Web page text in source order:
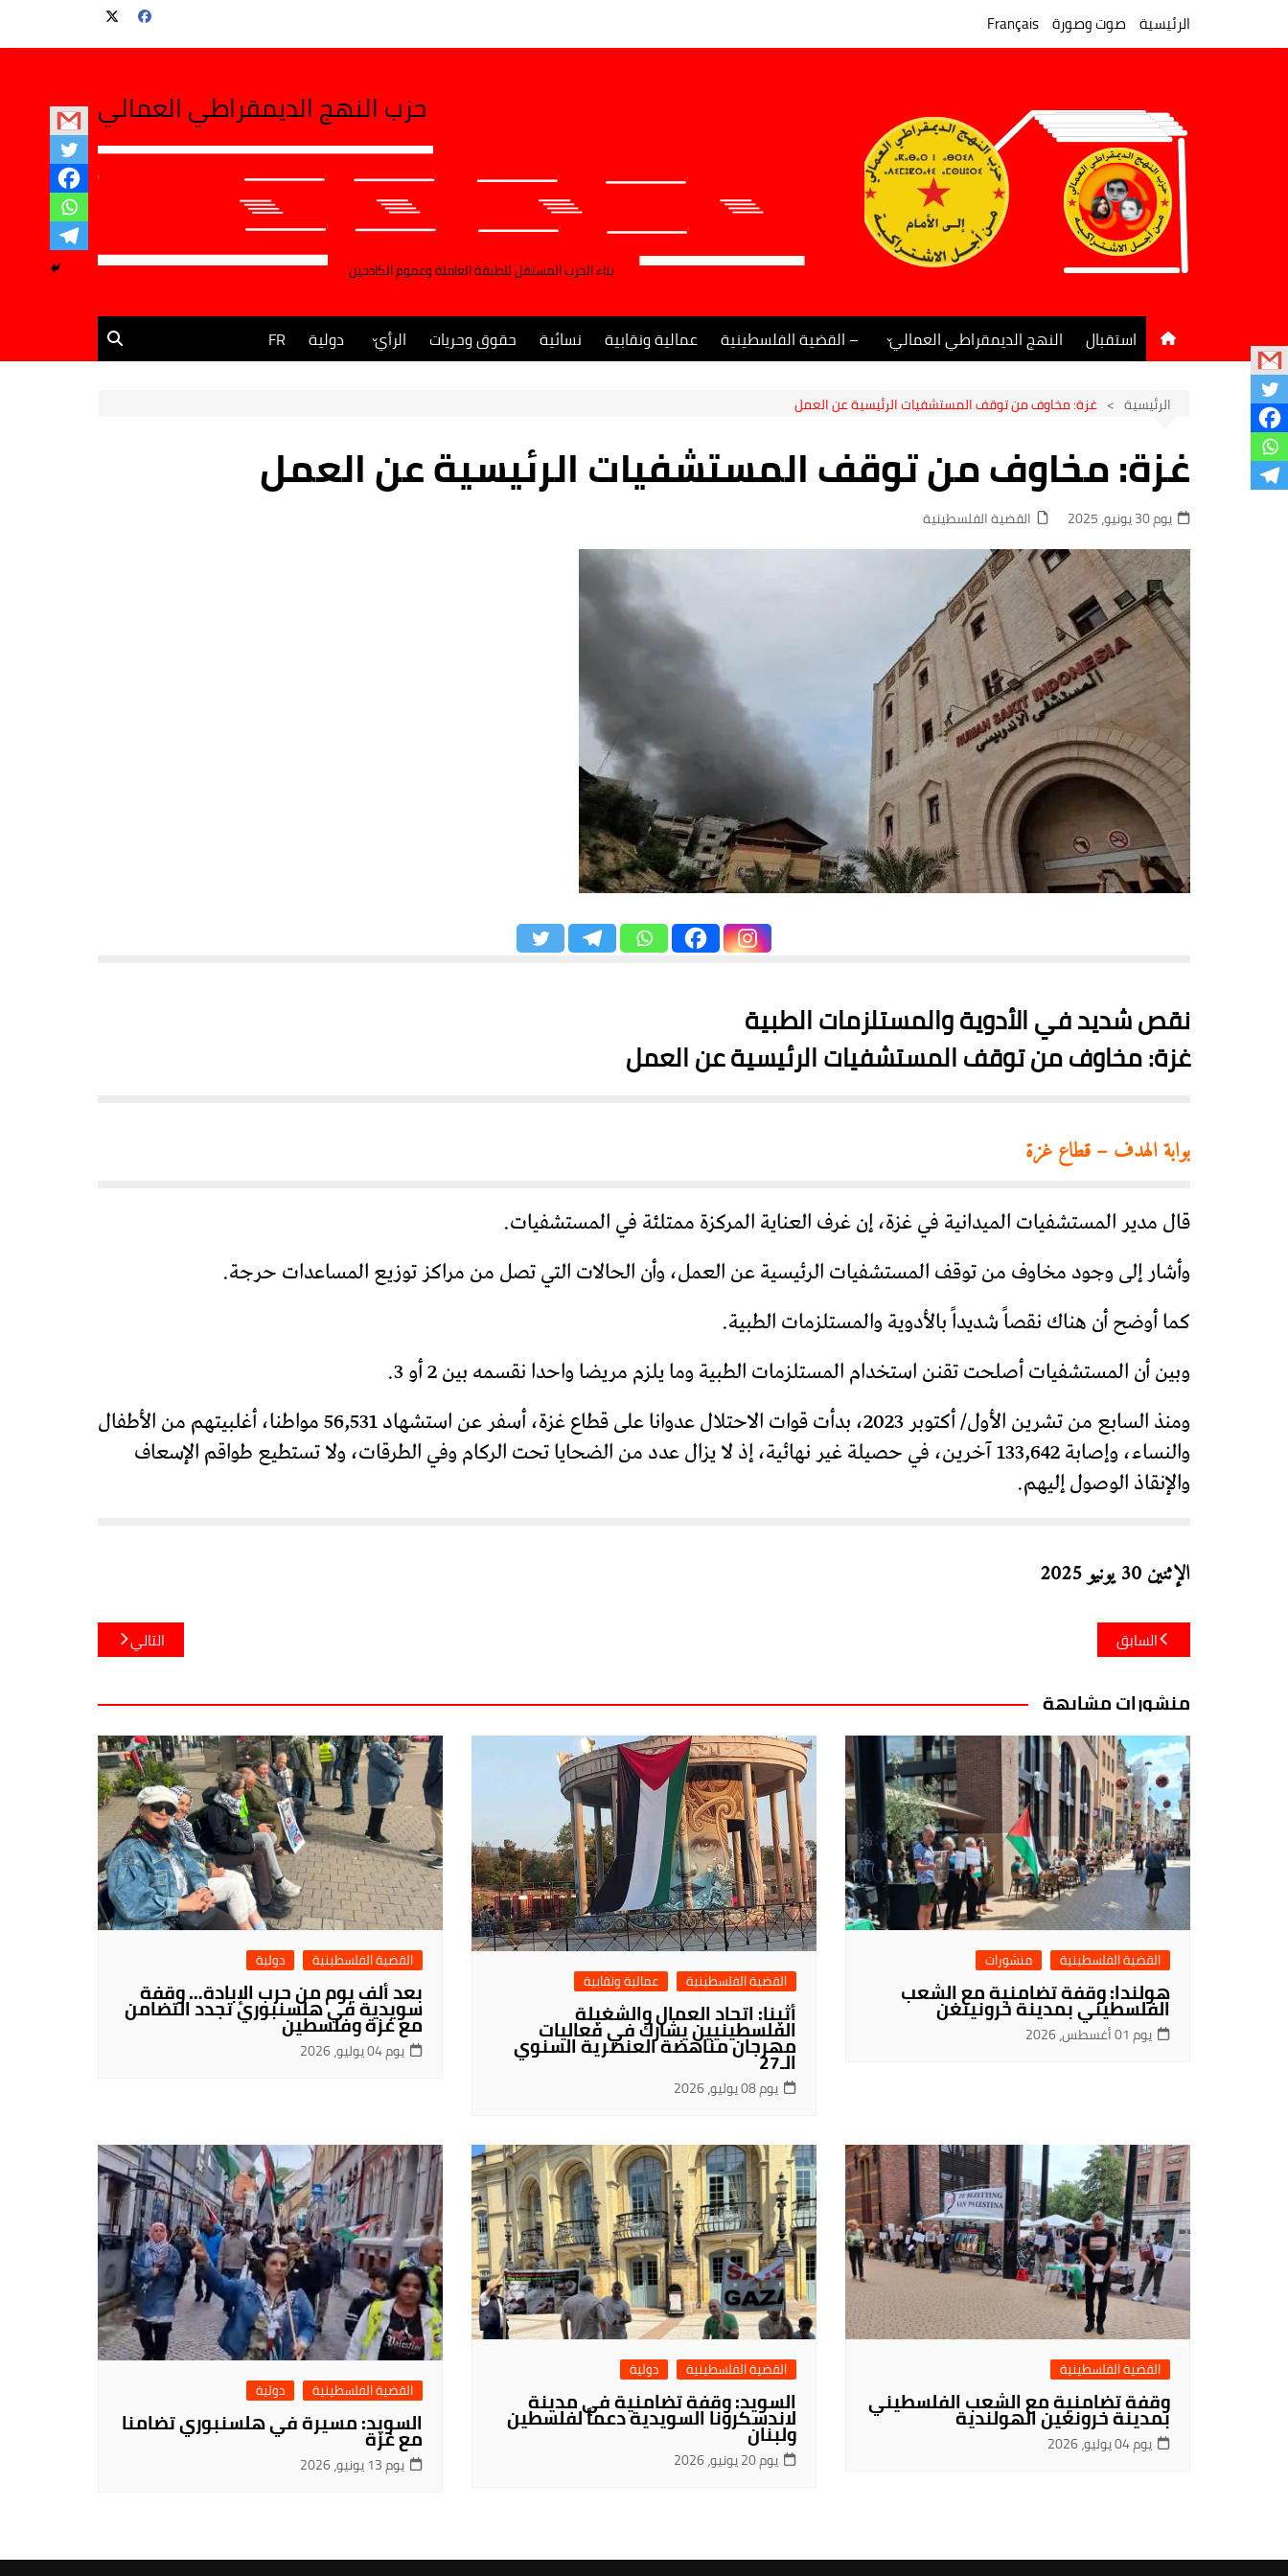
الرئيسية صوت وصورة Français
حزب النهج الديمقراطي العمالي
بناء الحزب المستقل للطبقة العاملة وعموم الكادحين
استقبال النهج الديمقراطي العمالي
جريدة النهج الديمقراطي
– القضية الفلسطينية عمالية ونقابية نسائية حقوق وحريات الرأي دولية FR
الرئيسية غزة: مخاوف من توقف المستشفيات الرئيسية عن العمل
غزة: مخاوف من توقف المستشفيات الرئيسية عن العمل
يوم 30 يونيو، 2025 القضية الفلسطينية
نقص شديد في الأدوية والمستلزمات الطبية
غزة: مخاوف من توقف المستشفيات الرئيسية عن العمل
بوابة الهدف – قطاع غزة
قال مدير المستشفيات الميدانية في غزة، إن غرف العناية المركزة ممتلئة في المستشفيات.
وأشار إلى وجود مخاوف من توقف المستشفيات الرئيسية عن العمل، وأن الحالات التي تصل من مراكز توزيع المساعدات حرجة.
كما أوضح أن هناك نقصاً شديداً بالأدوية والمستلزمات الطبية.
وبين أن المستشفيات أصلحت تقنن استخدام المستلزمات الطبية وما يلزم مريضا واحدا نقسمه بين 2 أو 3.
ومنذ السابع من تشرين الأول/ أكتوبر 2023، بدأت قوات الاحتلال عدوانا على قطاع غزة، أسفر عن استشهاد 56,531 مواطنا، أغلبيتهم من الأطفال
والنساء، وإصابة 133,642 آخرين، في حصيلة غير نهائية، إذ لا يزال عدد من الضحايا تحت الركام وفي الطرقات، ولا تستطيع طواقم الإسعاف
والإنقاذ الوصول إليهم.
الإثنين 30 يونيو 2025
تصفّح
المقالات
السابق التالي
منشورات مشابهة
القضية الفلسطينية منشورات
هولندا: وقفة تضامنية مع الشعب
الفلسطيني بمدينة خرونينغن
يوم 01 أغسطس، 2026
القضية الفلسطينية عمالية ونقابية
أثينا: اتحاد العمال والشغيلة
الفلسطينيين يشارك في فعاليات
مهرجان مناهضة العنصرية السنوي
الـ27
يوم 08 يوليو، 2026
القضية الفلسطينية دولية
بعد ألف يوم من حرب الإبادة… وقفة
سويدية في هلسنبوري تجدد التضامن
مع غزة وفلسطين
يوم 04 يوليو، 2026
القضية الفلسطينية
وقفة تضامنية مع الشعب الفلسطيني
بمدينة خرونغين الهولندية
يوم 04 يوليو، 2026
القضية الفلسطينية دولية
السويد: وقفة تضامنية في مدينة
لاندسكرونا السويدية دعماً لفلسطين
ولبنان
يوم 20 يونيو، 2026
القضية الفلسطينية دولية
السويد: مسيرة في هلسنبوري تضامنا
مع غزة
يوم 13 يونيو، 2026